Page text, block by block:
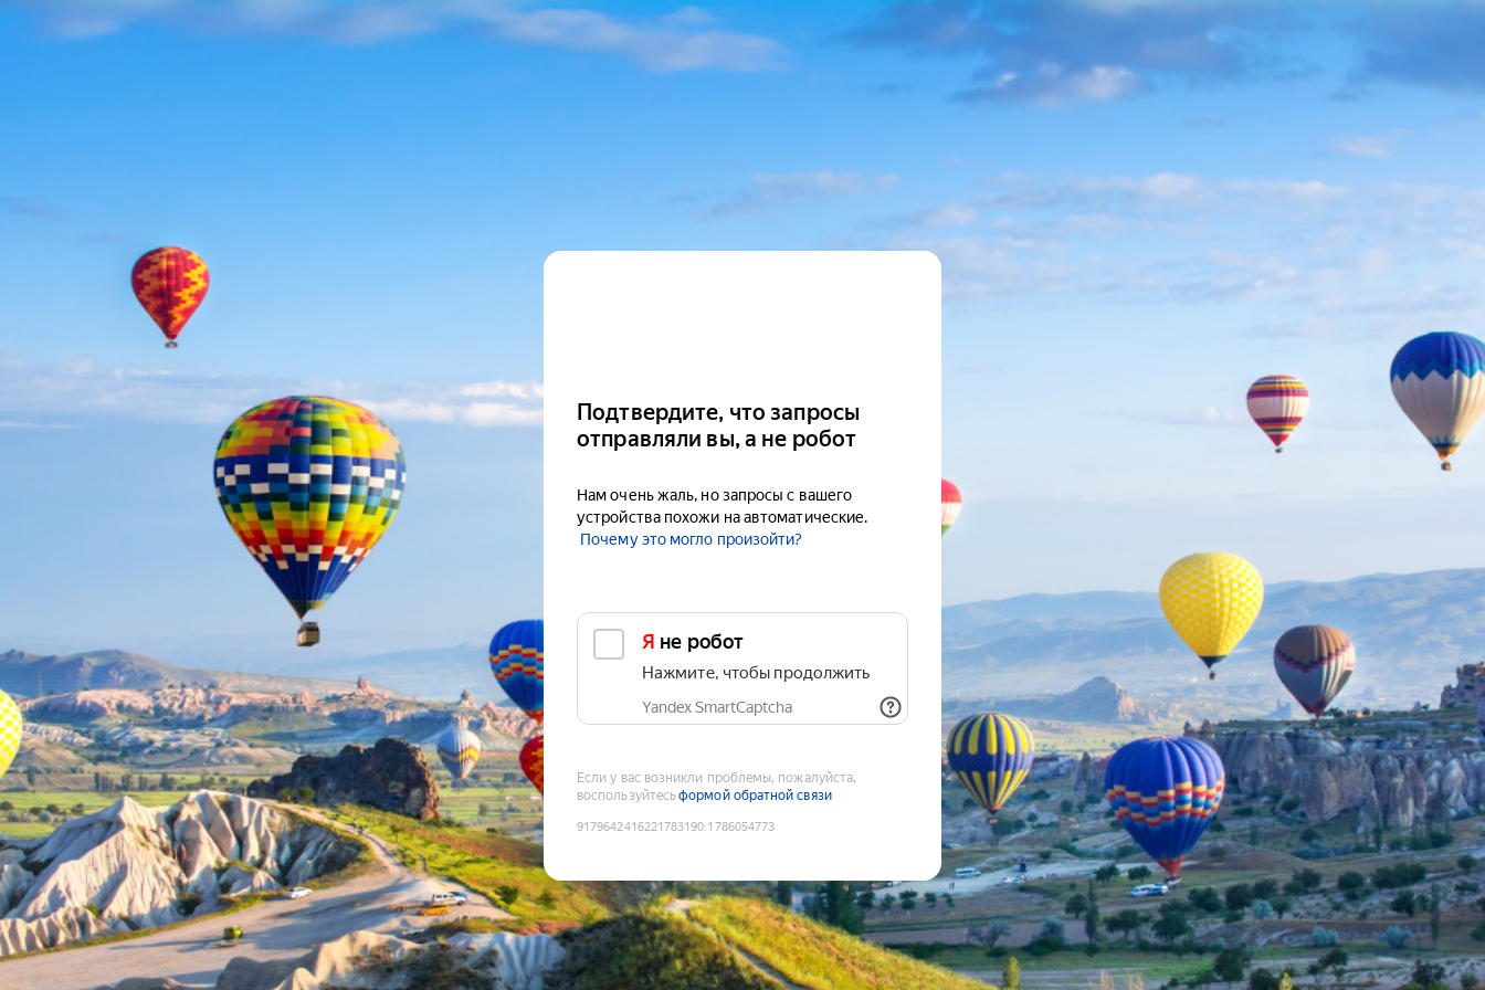
Подтвердите, что запросы
отправляли вы, а не робот
Нам очень жаль, но запросы с вашего
устройства похожи на автоматические.
Почему это могло произойти?
Я не робот
Нажмите, чтобы продолжить
Yandex SmartCaptcha
Если у вас возникли проблемы, пожалуйста,
воспользуйтесьформой обратной связи
9179642416221783190:1786054773